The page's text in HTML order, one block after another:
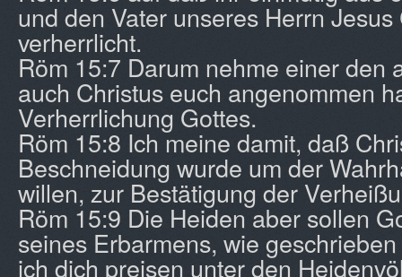
und den Vater unseres Herrn Jesus
verherrlicht.
Röm 15:7 Darum nehme einer den
auch Christus euch angenommen
Verherrlichung Gottes.
Röm 15:8 Ich meine damit, daß
Beschneidung wurde um der
willen, zur Bestätigung der
Röm 15:9 Die Heiden aber sollen
seines Erbarmens, wie
ich dich preisen unter den